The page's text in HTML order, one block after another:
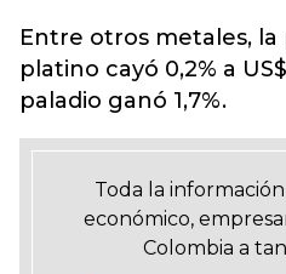
Entre otros metales, la
platino cayó 0,2% a
paladio ganó 1,7%.
Toda la
económico,
Colombia a